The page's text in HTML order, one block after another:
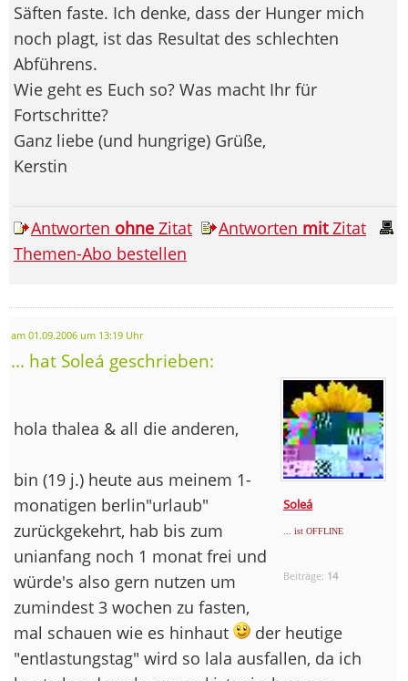
Säften faste. Ich denke, dass der Hunger mich
noch plagt, ist das Resultat des schlechten
Abführens.
Wie geht es Euch so? Was macht Ihr für
Fortschritte?
Ganz liebe (und hungrige) Grüße,
Kerstin
Antworten ohne Zitat Antworten mitZitat
Themen-Abo bestellen
am 01.09.2006 um 13:19 Uhr
... hat Soleá geschrieben:
Soleá
... ist OFFLINE
Beiträge: 14
hola thalea & all die anderen,
bin (19 j.) heute aus meinem 1-
monatigen berlin"urlaub"
zurückgekehrt, hab bis zum
unianfang noch 1 monat frei und
würde's also gern nutzen um
zumindest 3 wochen zu fasten,
mal schauen wie es hinhaut
der heutige
"entlastungstag" wird so lala ausfallen, da ich